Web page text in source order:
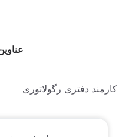
عناوین شغلی
رگولاتوری